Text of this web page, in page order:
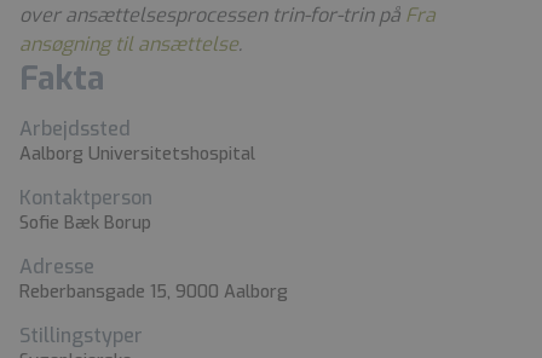
over ansættelsesprocessen trin-for-trin på Fra
ansøgning til ansættelse.
Fakta
Arbejdssted
Aalborg Universitetshospital
Kontaktperson
Sofie Bæk Borup
Adresse
Reberbansgade 15, 9000 Aalborg
Stillingstyper